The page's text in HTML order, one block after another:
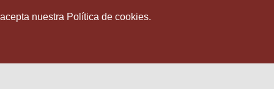
nuestra Política de cookies.